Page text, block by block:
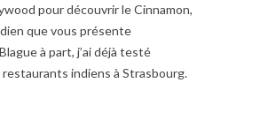
pour découvrir le Cinnamon,
que vous présente
à part, j’ai déjà testé
indiens à Strasbourg.